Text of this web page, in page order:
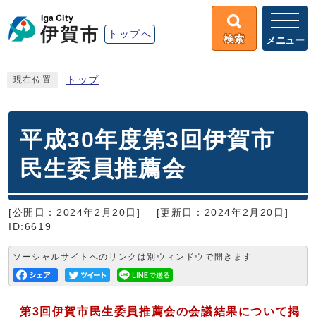
トップへ 検索 メニュー
現在位置 トップ
平成30年度第3回伊賀市
民生委員推薦会
[公開日：2024年2月20日]
[更新日：2024年2月20日]
ID:6619
ソーシャルサイトへのリンクは別ウィンドウで開きます
第3回伊賀市民生委員推薦会の会議結果について掲